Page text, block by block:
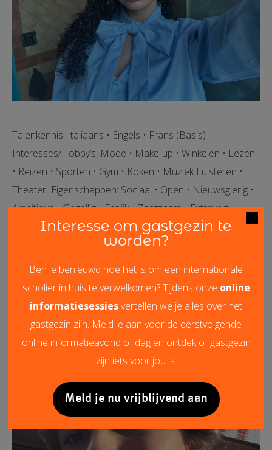
Interesse om gastgezin te
worden?
Ben je benieuwd hoe het is om een internationale
scholier in huis te verwelkomen? Tijdens onze online
informatiesessiesvertellen we je alles over het
gastgezin zijn. Meld je aan voor de eerstvolgende
online informatieavond of dag en ontdek of gastgezin
zijn iets voor jou is.
Meld je nu vrijblijvend aan
Talenkennis: Italiaans • Engels • Frans (Basis)
Interesses/Hobby’s: Mode • Make-up • Winkelen • Lezen
• Reizen • Sporten • Gym • Koken • Muziek Luisteren •
Theater Eigenschappen: Sociaal • Open • Nieuwsgierig •
Ambitieus • Gezellig • Eerlijk • Zorgzaam • Extravert •
Positief Even voorstellen Alessandra is 17 jaar en komt uit
Fermín uit Argentinië